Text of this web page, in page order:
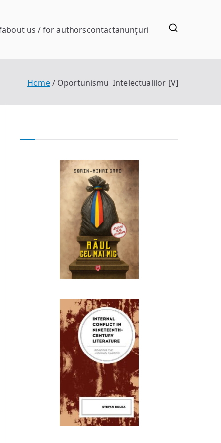
about us / for authorscontactanunţuri
Home Oportunismul Intelectualilor [V]